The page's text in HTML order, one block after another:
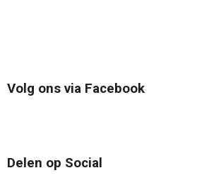
Volg ons via Facebook
Delen op Social